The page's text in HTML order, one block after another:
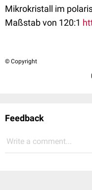
Mikrokristall im
Maßstab von 120:1
© Copyright
Feedback
Write a comment...